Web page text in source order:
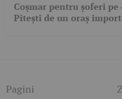
Coșmar pentru șoferi
Pitești de un oraș
Pagini